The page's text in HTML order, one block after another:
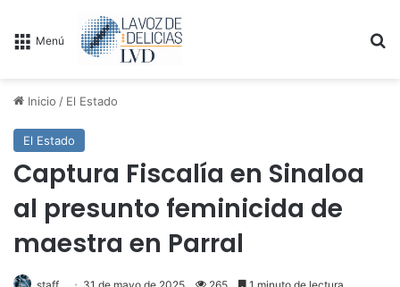
Menú
Inicio / El Estado
El Estado
Captura Fiscalía en Sinaloa
al presunto feminicida de
maestra en Parral